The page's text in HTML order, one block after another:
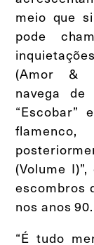
meio que
pode
(Amor &
navega
“Escobar”
(Volume
escombros
nos anos 90.
“É tudo